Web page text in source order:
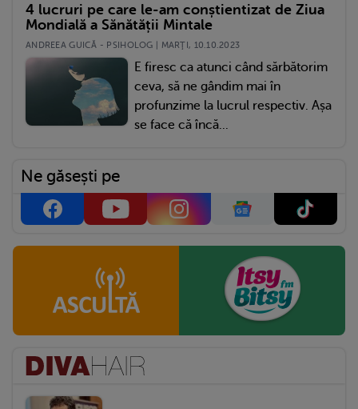
4 lucruri pe care le-am conștientizat de Ziua
Mondială a Sănătății Mintale
ANDREEA GUICĂ - PSIHOLOG | MARŢI, 10.10.2023
E firesc ca atunci când sărbătorim
ceva, să ne gândim mai în
profunzime la lucrul respectiv. Așa
se face că încă...
Ne găsești pe